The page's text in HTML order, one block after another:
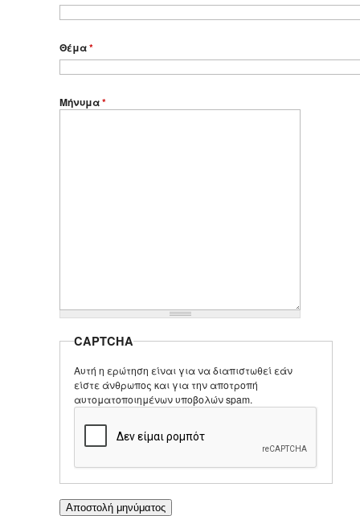
Θέμα*
Μήνυμα*
CAPTCHA
Αυτή η ερώτηση είναι για να διαπιστωθεί εάν
είστε άνθρωπος και για την αποτροπή
αυτοματοποιημένων υποβολών spam.